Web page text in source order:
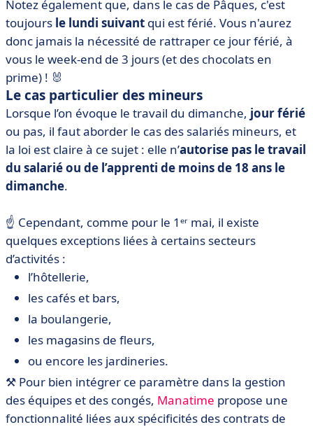
Notez également que, dans le cas de Pâques, c'est
toujours le lundi suivant qui est férié. Vous n'aurez
donc jamais la nécessité de rattraper ce jour férié, à
vous le week-end de 3 jours (et des chocolats en
prime) ! 🐰
Le cas particulier des mineurs
Lorsque l’on évoque le travail du dimanche, jour férié
ou pas, il faut aborder le cas des salariés mineurs, et
la loi est claire à ce sujet : elle n’autorise pas le travail
du salarié ou de l’apprenti de moins de 18 ans le
dimanche.
☝️ Cependant, comme pour le 1ᵉʳ mai, il existe
quelques exceptions liées à certains secteurs
d’activités :
l’hôtellerie,
les cafés et bars,
la boulangerie,
les magasins de fleurs,
ou encore les jardineries.
⚒️ Pour bien intégrer ce paramètre dans la gestion
des équipes et des congés, Manatime propose une
fonctionnalité liées aux spécificités des contrats de